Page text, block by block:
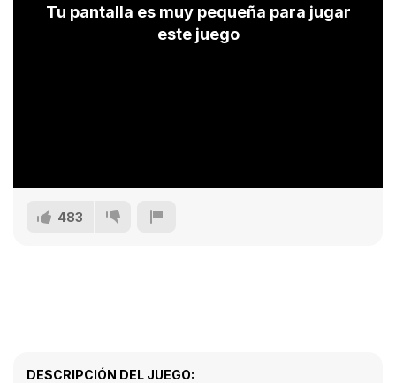
Tu pantalla es muy pequeña para jugar
este juego
483
DESCRIPCIÓN DEL JUEGO: